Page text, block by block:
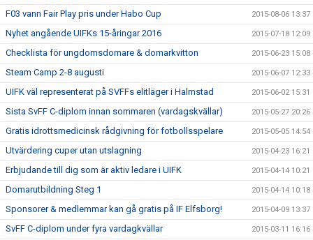
F03 vann Fair Play pris under Habo Cup 2015-08-06 13:37
Nyhet angående UIFKs 15-åringar 2016 2015-07-18 12:09
Checklista för ungdomsdomare & domarkvitton 2015-06-23 15:08
Steam Camp 2-8 augusti 2015-06-07 12:33
UIFK väl representerat på SVFFs elitläger i Halmstad 2015-06-02 15:31
Sista SvFF C-diplom innan sommaren (vardagskvällar) 2015-05-27 20:26
Gratis idrottsmedicinsk rådgivning för fotbollsspelare 2015-05-05 14:54
Utvärdering cuper utan utslagning 2015-04-23 16:21
Erbjudande till dig som är aktiv ledare i UIFK 2015-04-14 10:21
Domarutbildning Steg 1 2015-04-14 10:18
Sponsorer & medlemmar kan gå gratis på IF Elfsborg! 2015-04-09 13:37
SvFF C-diplom under fyra vardagkvällar 2015-03-11 16:16